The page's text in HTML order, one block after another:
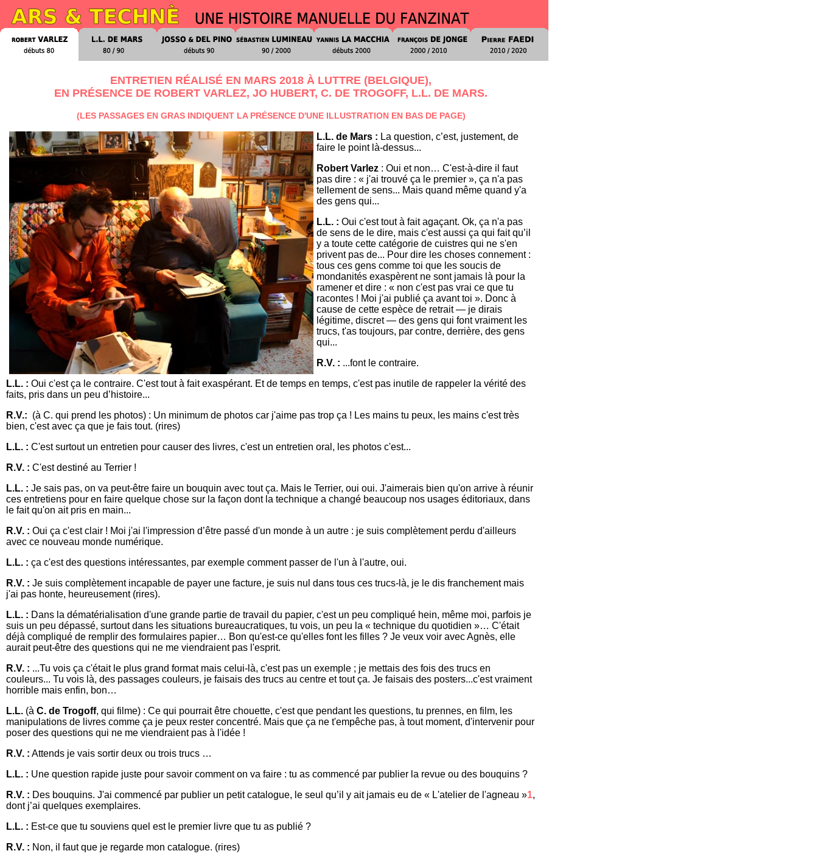
ENTRETIEN RÉALISÉ EN MARS 2018 À LUTTRE (BELGIQUE),
EN PRÉSENCE DE ROBERT VARLEZ, JO HUBERT, C. DE TROGOFF, L.L. DE MARS.
(LES PASSAGES EN GRAS INDIQUENT LA PRÉSENCE D'UNE ILLUSTRATION EN BAS DE PAGE)
L.L. de Mars : La question, c’est, justement, de
faire le point là-dessus...
Robert Varlez : Oui et non… C'est-à-dire il faut
pas dire : « j'ai trouvé ça le premier », ça n'a pas
tellement de sens... Mais quand même quand y'a
des gens qui...
L.L. : Oui c'est tout à fait agaçant. Ok, ça n'a pas
de sens de le dire, mais c'est aussi ça qui fait qu’il
y a toute cette catégorie de cuistres qui ne s'en
privent pas de... Pour dire les choses connement :
tous ces gens comme toi que les soucis de
mondanités exaspèrent ne sont jamais là pour la
ramener et dire : « non c'est pas vrai ce que tu
racontes ! Moi j'ai publié ça avant toi ». Donc à
cause de cette espèce de retrait — je dirais
légitime, discret — des gens qui font vraiment les
trucs, t'as toujours, par contre, derrière, des gens
qui...
R.V. : ...font le contraire.
L.L. : Oui c'est ça le contraire. C'est tout à fait exaspérant. Et de temps en temps, c'est pas inutile de rappeler la vérité des
faits, pris dans un peu d’histoire...
R.V.: (à C. qui prend les photos) : Un minimum de photos car j'aime pas trop ça ! Les mains tu peux, les mains c'est très
bien, c'est avec ça que je fais tout. (rires)
L.L. : C'est surtout un entretien pour causer des livres, c'est un entretien oral, les photos c'est...
R.V. : C'est destiné au Terrier !
L.L. : Je sais pas, on va peut-être faire un bouquin avec tout ça. Mais le Terrier, oui oui. J'aimerais bien qu'on arrive à réunir
ces entretiens pour en faire quelque chose sur la façon dont la technique a changé beaucoup nos usages éditoriaux, dans
le fait qu'on ait pris en main...
R.V. : Oui ça c'est clair ! Moi j'ai l'impression d’être passé d'un monde à un autre : je suis complètement perdu d'ailleurs
avec ce nouveau monde numérique.
L.L. : ça c'est des questions intéressantes, par exemple comment passer de l'un à l'autre, oui.
R.V. : Je suis complètement incapable de payer une facture, je suis nul dans tous ces trucs-là, je le dis franchement mais
j'ai pas honte, heureusement (rires).
L.L. : Dans la dématérialisation d'une grande partie de travail du papier, c'est un peu compliqué hein, même moi, parfois je
suis un peu dépassé, surtout dans les situations bureaucratiques, tu vois, un peu la « technique du quotidien »… C'était
déjà compliqué de remplir des formulaires papier… Bon qu'est-ce qu'elles font les filles ? Je veux voir avec Agnès, elle
aurait peut-être des questions qui ne me viendraient pas l'esprit.
R.V. : ...Tu vois ça c'était le plus grand format mais celui-là, c'est pas un exemple ; je mettais des fois des trucs en
couleurs... Tu vois là, des passages couleurs, je faisais des trucs au centre et tout ça. Je faisais des posters...c'est vraiment
horrible mais enfin, bon…
L.L. (à C. de Trogoff, qui filme) : Ce qui pourrait être chouette, c'est que pendant les questions, tu prennes, en film, les
manipulations de livres comme ça je peux rester concentré. Mais que ça ne t'empêche pas, à tout moment, d'intervenir pour
poser des questions qui ne me viendraient pas à l'idée !
R.V. : Attends je vais sortir deux ou trois trucs …
L.L. : Une question rapide juste pour savoir comment on va faire : tu as commencé par publier la revue ou des bouquins ?
R.V. : Des bouquins. J'ai commencé par publier un petit catalogue, le seul qu’il y ait jamais eu de « L'atelier de l'agneau »1,
dont j’ai quelques exemplaires.
L.L. : Est-ce que tu souviens quel est le premier livre que tu as publié ?
R.V. : Non, il faut que je regarde mon catalogue. (rires)